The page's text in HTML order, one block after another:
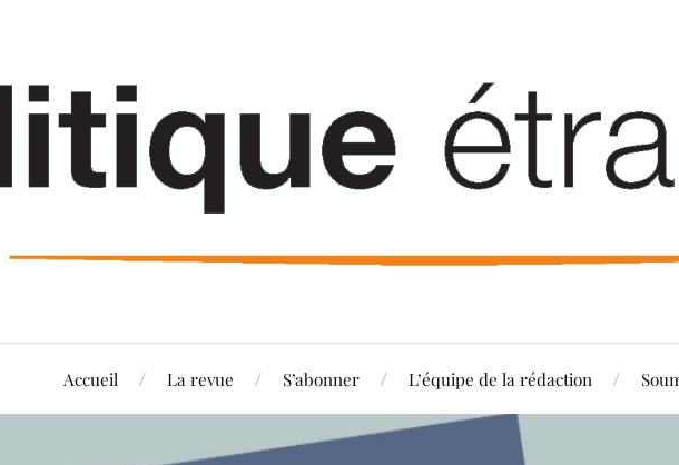
Accueil La revue S’abonner L’équipe de la rédaction